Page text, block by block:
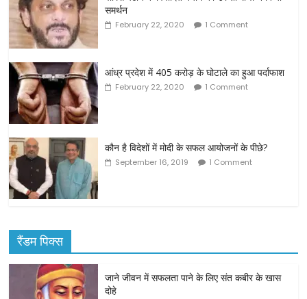
समर्थन
February 22, 2020 1 Comment
आंध्र प्रदेश में 405 करोड़ के घोटाले का हुआ पर्दाफाश
February 22, 2020 1 Comment
कौन है विदेशों में मोदी के सफल आयोजनों के पीछे?
September 16, 2019 1 Comment
रैंडम पिक्स
जाने जीवन में सफलता पाने के लिए संत कबीर के खास
दोहे